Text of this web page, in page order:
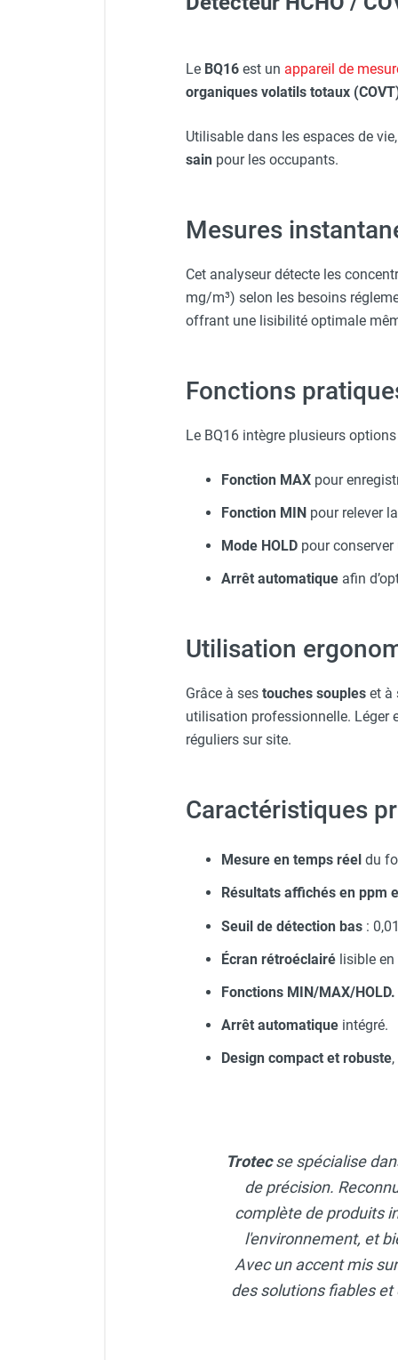
FOURNITURES
Veste de chantier PE10J -
Lunettes de protection PRO
Le BQ16 est un appareil de
organiques volatils totaux
Utilisable dans les espaces de
sain pour les occupants.
Mesures
Cet analyseur détecte les
mg/m³) selon les besoins
offrant une lisibilité optimale
Fonctions
Le BQ16 intègre plusieurs
Fonction MAX pour
Fonction MIN pour relever
Mode HOLD pour
Arrêt automatique afin
Utilisation
Grâce à ses touches souples et à
utilisation professionnelle. Léger
réguliers sur site.
Caractéristiques
Mesure en temps réel du
Résultats affichés en ppm
Seuil de détection bas :
Écran rétroéclairé lisible
Fonctions MIN/MAX/HOLD.
Arrêt automatique intégré.
Design compact et robuste
Trotecse spécialise
de précision.
complète de produits
l'environnement, et
Avec un accent mis
des solutions fiables